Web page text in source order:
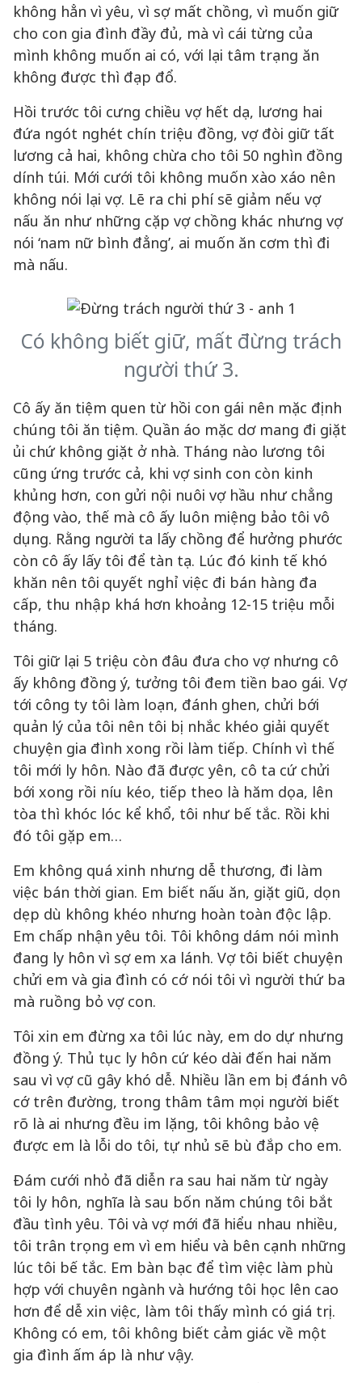
không hẳn vì yêu, vì sợ mất chồng, vì muốn giữ
cho con gia đình đầy đủ, mà vì cái từng của
mình không muốn ai có, với lại tâm trạng ăn
không được thì đạp đổ.
Hồi trước tôi cưng chiều vợ hết dạ, lương hai
đứa ngót nghét chín triệu đồng, vợ đòi giữ tất
lương cả hai, không chừa cho tôi 50 nghìn đồng
dính túi. Mới cưới tôi không muốn xào xáo nên
không nói lại vợ. Lẽ ra chi phí sẽ giảm nếu vợ
nấu ăn như những cặp vợ chồng khác nhưng vợ
nói ‘nam nữ bình đẳng’, ai muốn ăn cơm thì đi
mà nấu.
Có không biết giữ, mất đừng trách
người thứ 3.
Cô ấy ăn tiệm quen từ hồi con gái nên mặc định
chúng tôi ăn tiệm. Quần áo mặc dơ mang đi giặt
ủi chứ không giặt ở nhà. Tháng nào lương tôi
cũng ứng trước cả, khi vợ sinh con còn kinh
khủng hơn, con gửi nội nuôi vợ hầu như chẳng
động vào, thế mà cô ấy luôn miệng bảo tôi vô
dụng. Rằng người ta lấy chồng để hưởng phước
còn cô ấy lấy tôi để tàn tạ. Lúc đó kinh tế khó
khăn nên tôi quyết nghỉ việc đi bán hàng đa
cấp, thu nhập khá hơn khoảng 12-15 triệu mỗi
tháng.
Tôi giữ lại 5 triệu còn đâu đưa cho vợ nhưng cô
ấy không đồng ý, tưởng tôi đem tiền bao gái. Vợ
tới công ty tôi làm loạn, đánh ghen, chửi bới
quản lý của tôi nên tôi bị nhắc khéo giải quyết
chuyện gia đình xong rồi làm tiếp. Chính vì thế
tôi mới ly hôn. Nào đã được yên, cô ta cứ chửi
bới xong rồi níu kéo, tiếp theo là hăm dọa, lên
tòa thì khóc lóc kể khổ, tôi như bế tắc. Rồi khi
đó tôi gặp em…
Em không quá xinh nhưng dễ thương, đi làm
việc bán thời gian. Em biết nấu ăn, giặt giũ, dọn
dẹp dù không khéo nhưng hoàn toàn độc lập.
Em chấp nhận yêu tôi. Tôi không dám nói mình
đang ly hôn vì sợ em xa lánh. Vợ tôi biết chuyện
chửi em và gia đình có cớ nói tôi vì người thứ ba
mà ruồng bỏ vợ con.
Tôi xin em đừng xa tôi lúc này, em do dự nhưng
đồng ý. Thủ tục ly hôn cứ kéo dài đến hai năm
sau vì vợ cũ gây khó dễ. Nhiều lần em bị đánh vô
cớ trên đường, trong thâm tâm mọi người biết
rõ là ai nhưng đều im lặng, tôi không bảo vệ
được em là lỗi do tôi, tự nhủ sẽ bù đắp cho em.
Đám cưới nhỏ đã diễn ra sau hai năm từ ngày
tôi ly hôn, nghĩa là sau bốn năm chúng tôi bắt
đầu tình yêu. Tôi và vợ mới đã hiểu nhau nhiều,
tôi trân trọng em vì em hiểu và bên cạnh những
lúc tôi bế tắc. Em bàn bạc để tìm việc làm phù
hợp với chuyên ngành và hướng tôi học lên cao
hơn để dễ xin việc, làm tôi thấy mình có giá trị.
Không có em, tôi không biết cảm giác về một
gia đình ấm áp là như vậy.